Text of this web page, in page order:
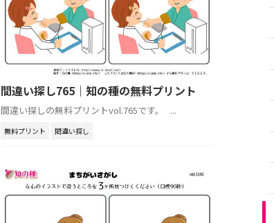
間違い探し765｜知の種の無料プリント
間違い探しの無料プリントvol.765です。 ...
無料プリント 間違い探し